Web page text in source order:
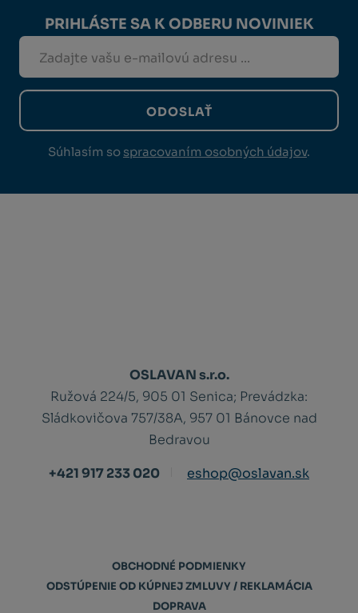
PRIHLÁSTE SA K ODBERU NOVINIEK
ODOSLAŤ
Súhlasím so spracovaním osobných údajov.
OSLAVAN s.r.o.
Ružová 224/5, 905 01 Senica; Prevádzka:
Sládkovičova 757/38A, 957 01 Bánovce nad
Bedravou
+421 917 233 020
eshop@oslavan.sk
OBCHODNÉ PODMIENKY
ODSTÚPENIE OD KÚPNEJ ZMLUVY / REKLAMÁCIA
DOPRAVA